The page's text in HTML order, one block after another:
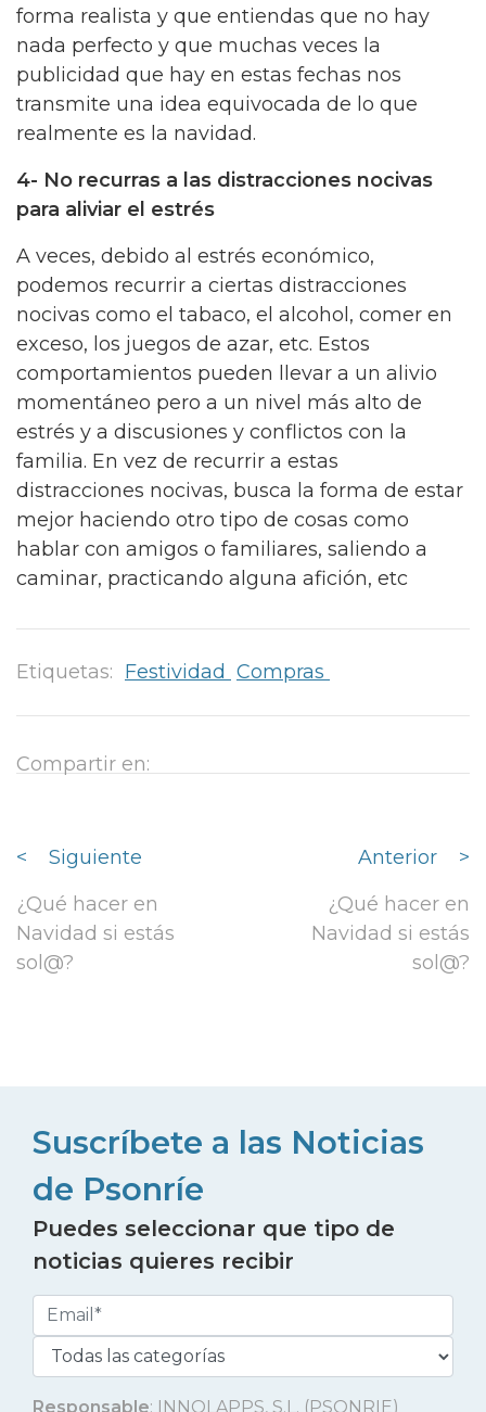
forma realista y que entiendas que no hay
nada perfecto y que muchas veces la
publicidad que hay en estas fechas nos
transmite una idea equivocada de lo que
realmente es la navidad.
4- No recurras a las distracciones nocivas
para aliviar el estrés
A veces, debido al estrés económico,
podemos recurrir a ciertas distracciones
nocivas como el tabaco, el alcohol, comer en
exceso, los juegos de azar, etc. Estos
comportamientos pueden llevar a un alivio
momentáneo pero a un nivel más alto de
estrés y a discusiones y conflictos con la
familia. En vez de recurrir a estas
distracciones nocivas, busca la forma de estar
mejor haciendo otro tipo de cosas como
hablar con amigos o familiares, saliendo a
caminar, practicando alguna afición, etc
Etiquetas: Festividad Compras
Compartir en:
<
Siguiente
¿Qué hacer en
Navidad si estás
sol@?
Anterior
>
¿Qué hacer en
Navidad si estás
sol@?
Suscríbete a las Noticias
de Psonríe
Puedes seleccionar que tipo de
noticias quieres recibir
Responsable: INNOLAPPS, S.L. (PSONRIE)